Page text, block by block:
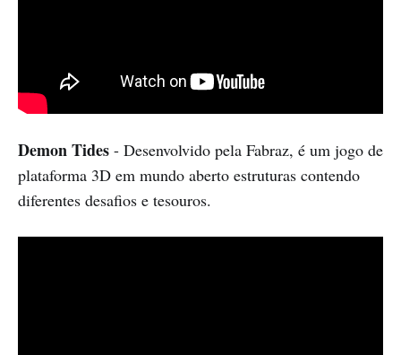
Demon Tides - Desenvolvido pela Fabraz, é um jogo de
plataforma 3D em mundo aberto estruturas contendo
diferentes desafios e tesouros.